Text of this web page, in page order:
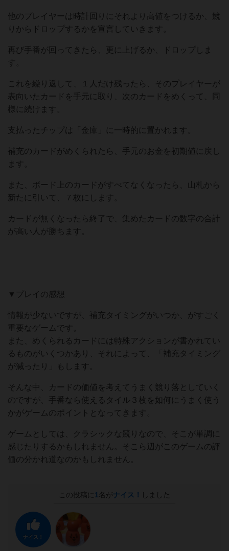
他のプレイヤーは時計回りにそれより高値をつけるか、競
りからドロップするかを宣言していきます。
再び手番が回ってきたら、更に上げるか、ドロップしま
す。
これを繰り返して、１人だけ残ったら、そのプレイヤーが
表向いたカードを手元に取り、次のカードをめくって、同
様に続けます。
支払ったチップは「金庫」に一時的に置かれます。
補充のカードがめくられたら、手元のお金を初期値に戻し
ます。
また、ボード上のカードがすべてなくなったら、山札から
新たに引いて、７枚にします。
カードが無くなったら終了で、集めたカードの数字の合計
が高い人が勝ちます。
▼プレイの感想
情報が少ないですが、補充タイミングがいつか、がすごく
重要なゲームです。
また、めくられるカードには特殊アクションが書かれてい
るものがいくつかあり、それによって、「補充タイミング
が減ったり」もします。
そんな中、カードの価値を考えてうまく競り落としていく
のですが、手番なら使えるタイル３枚を如何にうまく使う
かがゲームのポイントとなってきます。
ゲームとしては、クラシックな競りなので、そこが単調に
感じたりするかもしれません。そこら辺がこのゲームの評
価の分かれ道なのかもしれません。
この投稿に 1 名がナイス！ しました
ナイス！